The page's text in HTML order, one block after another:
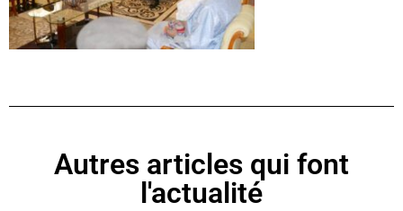
Autres articles qui font
l'actualité